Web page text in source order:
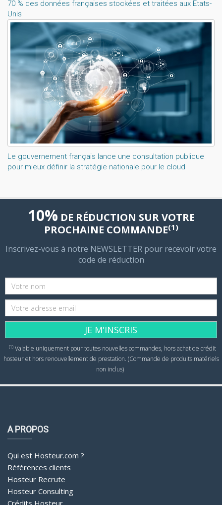
70 % des données françaises stockées et traitées aux États-
Unis
Le gouvernement français lance une consultation publique
pour mieux définir la stratégie nationale pour le cloud
10% DE RÉDUCTION SUR VOTRE
PROCHAINE COMMANDE(1)
Inscrivez-vous à notre NEWSLETTER pour recevoir votre
code de réduction
JE M'INSCRIS
(1)Valable uniquement pour toutes nouvelles commandes, hors achat de crédit
hosteur et hors renouvellement de prestation. (Commande de produits matériels
non inclus)
A PROPOS
Qui est Hosteur.com ?
Références clients
Hosteur Recrute
Hosteur Consulting